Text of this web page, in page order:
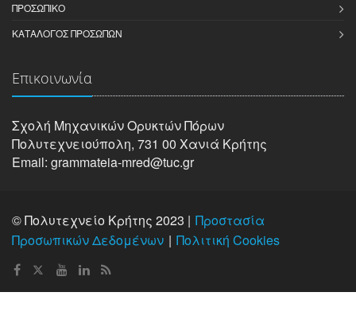
ΠΡΟΣΩΠΙΚΌ
ΚΑΤΆΛΟΓΟΣ ΠΡΟΣΏΠΩΝ
Επικοινωνία
Σχολή Μηχανικών Oρυκτών Πόρων
Πολυτεχνειούπολη, 731 00 Χανιά Κρήτης
Email: grammateia-mred@tuc.gr
© Πολυτεχνείο Κρήτης 2023 | Προστασία
Προσωπικών Δεδομένων
Πολιτική Cookies